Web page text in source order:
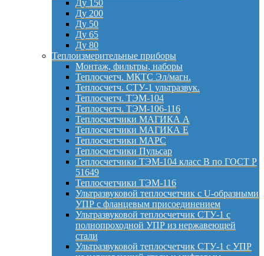
Ду 150
Ду 200
Ду 50
Ду 65
Ду 80
Теплоизмерительные приборы
Монтаж, фильтры, наборы
Теплосчетч. МКТС Эл/магн.
Теплосчетч. СТУ-1 ультразвук.
Теплосчетч. ТЭМ-104
Теплосчетч. ТЭМ-106-116
Теплосчетчики МАГИКА А
Теплосчетчики МАГИКА Е
Теплосчетчики МАРС
Теплосчетчики Пульсар
Теплосчетчики ТЭМ-104 класс B по ГОСТ Р
51649
Теплосчетчики ТЭМ-116
Ультразвуковой теплосчетчик с U-образными
УПР с фланцевым присоединением
Ультразвуковой теплосчетчик СТУ-1 с
полнопроходной УПР из нержавеющей
стали
Ультразвуковой теплосчетчик СТУ-1 с УПР